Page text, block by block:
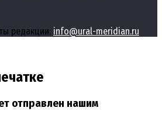
редакции: info@ural-meridian.ru
отправлен нашим